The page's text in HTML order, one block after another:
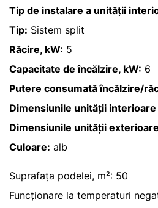
Tip de instalare a unității
Tip: Sistem split
Răcire, kW: 5
Capacitate de încălzire, kW: 6
Putere consumată încălzire/
Dimensiunile unității
Dimensiunile unității
Culoare: alb
Suprafața podelei, m²: 50
Funcționare la temperaturi